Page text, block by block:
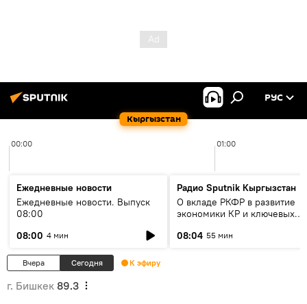
Кыргызстан
РУС
00:00 01:00
Ежедневные новости
Ежедневные новости. Выпуск
08:00
08:00 4 мин
Радио Sputnik Кыргызстан
О вкладе РКФР в развитие
экономики КР и ключевых
08:04 55 мин
Вчера Сегодня К эфиру
г. Бишкек 89.3